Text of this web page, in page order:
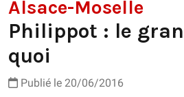
Alsace-Moselle
Philippot : le
quoi
Publié le 20/06/2016